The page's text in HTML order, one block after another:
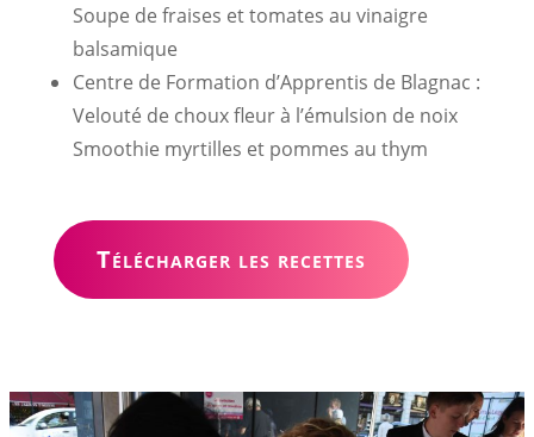
Soupe de fraises et tomates au vinaigre
balsamique
Centre de Formation d’Apprentis de Blagnac :
Velouté de choux fleur à l’émulsion de noix
Smoothie myrtilles et pommes au thym
Télécharger les recettes